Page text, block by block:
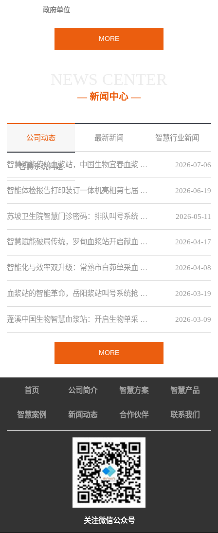
政府单位
MORE
— 新闻中心 —
公司动态 最新新闻 智慧行业新闻
智慧系统问题 2026-07-06
智慧赋能传统血浆站，中国生物宜春血浆 …
2026-06-19
智能体检报告打印装订一体机亮相第七届 …
2026-05-11
苏坡卫生院智慧门诊密码：排队叫号系统 …
2026-04-17
智慧赋能破局传统，罗甸血浆站开启献血 …
2026-04-08
智能化与效率双升级：常熟市白茆单采血 …
2026-03-19
血浆站的智能革命，岳阳浆站叫号系统抢 …
2026-03-09
蓬溪中国生物智慧血浆站：开启生物单采 …
MORE
首页 公司简介 智慧方案 智慧产品
智慧案例 新闻动态 合作伙伴 联系我们
关注微信公众号